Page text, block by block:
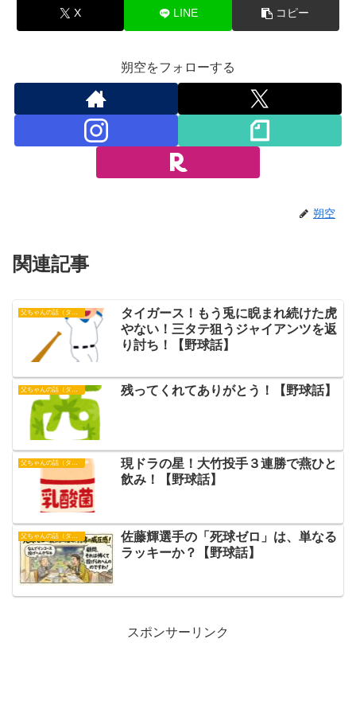
X LINE コピー
朔空をフォローする
朔空
関連記事
タイガース！もう兎に睨まれ続けた虎
やない！三タテ狙うジャイアンツを返
り討ち！【野球話】
父ちゃんの話（タイガース） 残ってくれてありがとう！【野球話】
父ちゃんの話（タイガース）
現ドラの星！大竹投手３連勝で燕ひと
飲み！【野球話】
佐藤輝選手の「死球ゼロ」は、単なる
ラッキーか？【野球話】
スポンサーリンク